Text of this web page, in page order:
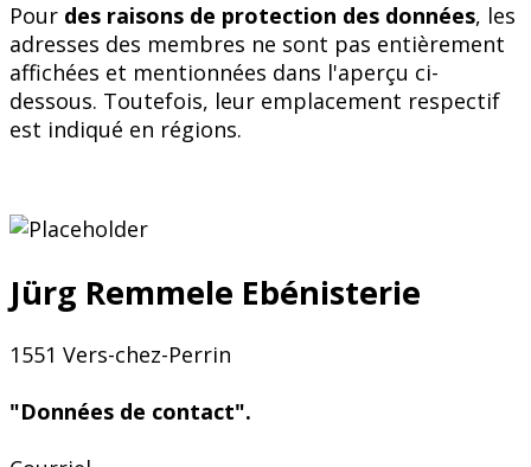
Pour des raisons de protection des données, les
adresses des membres ne sont pas entièrement
affichées et mentionnées dans l'aperçu ci-
dessous. Toutefois, leur emplacement respectif
est indiqué en régions.
Jürg Remmele Ebénisterie
1551 Vers-chez-Perrin
"Données de contact".